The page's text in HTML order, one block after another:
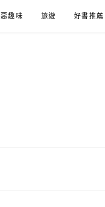
趣味 旅遊 好書推薦